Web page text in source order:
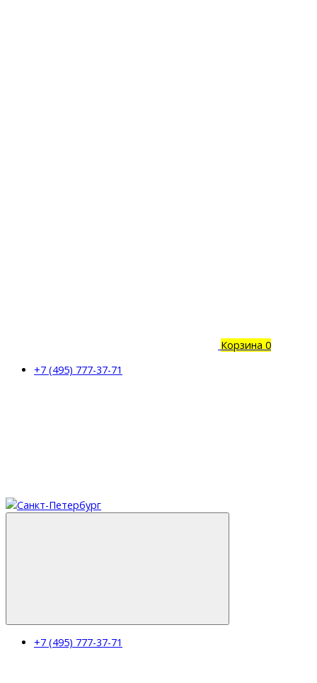
Корзина 0
+7 (495) 777-37-71
+7 (495) 777-37-71